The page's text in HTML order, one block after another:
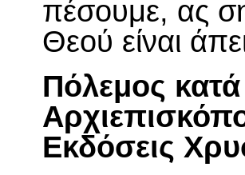
πέσουμε, ας
Θεού είναι
Πόλεμος
Εκδόσεις